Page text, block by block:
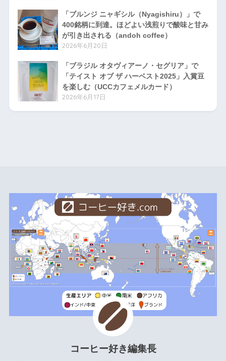
「ブルンジ ニャギシル（Nyagishiru）」で
400銘柄に到達。ほどよい浅煎りで酸味と甘み
が引き出される（andoh coffee）
2026年6月20日
「ブラジル オタヴィアーノ・セグリア」で
「テイスト オブ ザ ハーベスト2025」入賞豆
を楽しむ（UCCカフェメルカード）
2026年6月17日
コーヒー好き編集長